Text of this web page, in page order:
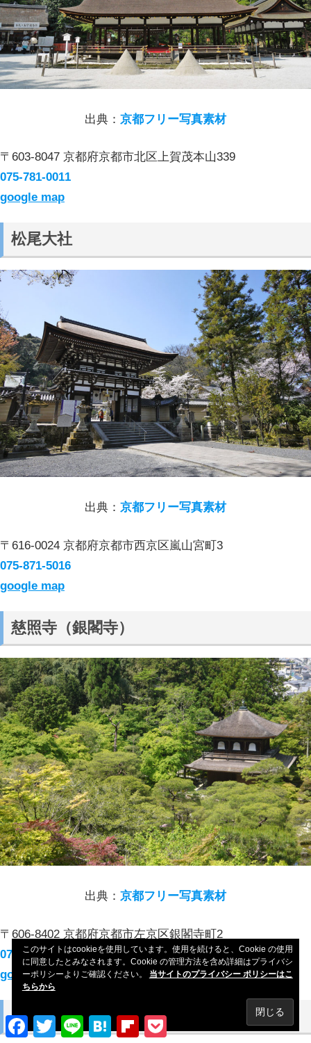
出典： 京都フリー写真素材
〒603-8047 京都府京都市北区上賀茂本山339
075-781-0011
google map
松尾大社
出典： 京都フリー写真素材
〒616-0024 京都府京都市西京区嵐山宮町3
075-871-5016
google map
慈照寺（銀閣寺）
出典： 京都フリー写真素材
〒606-8402 京都府京都市左京区銀閣寺町2
075-771-5725
google map
鹿苑寺（金閣寺）
Facebook
TwitterLine HatenaFlipboard
このサイトはcookieを使用しています。使用を続けると、Cookie の使用
に同意したとみなされます。Cookie の管理方法を含め詳細はプライバシ
ーポリシーよりご確認ください。 当サイトのプライバシー ポリシーはこ
ちらから